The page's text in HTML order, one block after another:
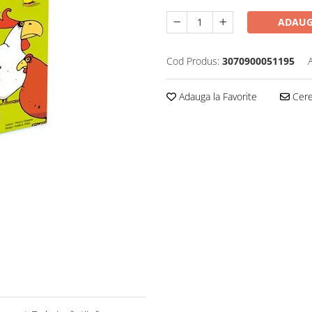
Cod Produs: 3070900051195
Adauga la Favorite